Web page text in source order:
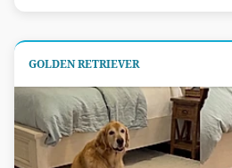
GOLDEN RETRIEVER